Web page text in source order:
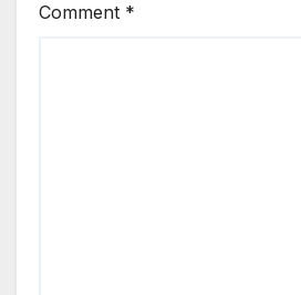
Comment *